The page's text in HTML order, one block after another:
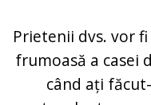
Prietenii dvs. vor
frumoasă a casei
când ați